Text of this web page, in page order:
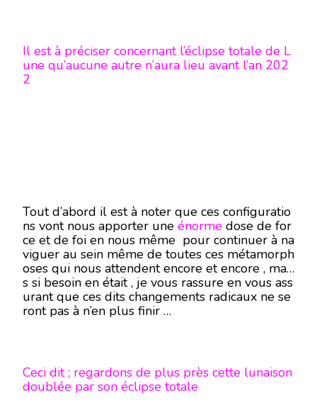
Il est à préciser concernant l’éclipse totale de L
une qu’aucune autre n’aura lieu avant l’an 202
2
Tout d’abord il est à noter que ces configuratio
ns vont nous apporter une énorme dose de for
ce et de foi en nous même pour continuer à na
viguer au sein même de toutes ces métamorph
oses qui nous attendent encore et encore , mai
s si besoin en était , je vous rassure en vous ass
urant que ces dits changements radicaux ne se
ront pas à n’en plus finir …
Ceci dit ; regardons de plus près cette lunaison
doublée par son éclipse totale